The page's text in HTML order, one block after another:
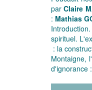
parClaire
: Mathias
spirituel.
: la
Montaigne,
d'ignorance